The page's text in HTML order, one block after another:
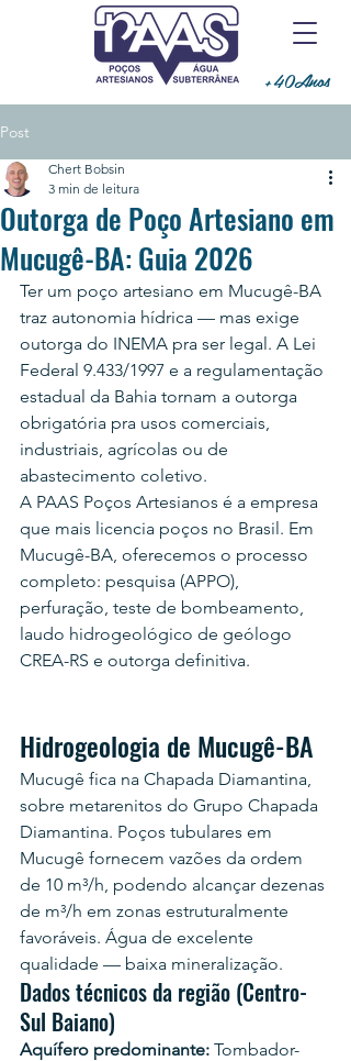
+40Anos
Post
Outorga de Poço Artesiano em
Mucugê-BA: Guia 2026
Chert Bobsin
3 min de leitura
Ter um poço artesiano em Mucugê-BA
traz autonomia hídrica — mas exige
outorga do INEMA pra ser legal. A Lei
Federal 9.433/1997 e a regulamentação
estadual da Bahia tornam a outorga
obrigatória pra usos comerciais,
industriais, agrícolas ou de
abastecimento coletivo.
A PAAS Poços Artesianos é a empresa
que mais licencia poços no Brasil. Em
Mucugê-BA, oferecemos o processo
completo: pesquisa (APPO),
perfuração, teste de bombeamento,
laudo hidrogeológico de geólogo
CREA-RS e outorga definitiva.
Hidrogeologia de Mucugê-BA
Mucugê fica na Chapada Diamantina,
sobre metarenitos do Grupo Chapada
Diamantina. Poços tubulares em
Mucugê fornecem vazões da ordem
de 10 m³/h, podendo alcançar dezenas
de m³/h em zonas estruturalmente
favoráveis. Água de excelente
qualidade — baixa mineralização.
Dados técnicos da região (Centro-
Sul Baiano)
Aquífero predominante: Tombador-